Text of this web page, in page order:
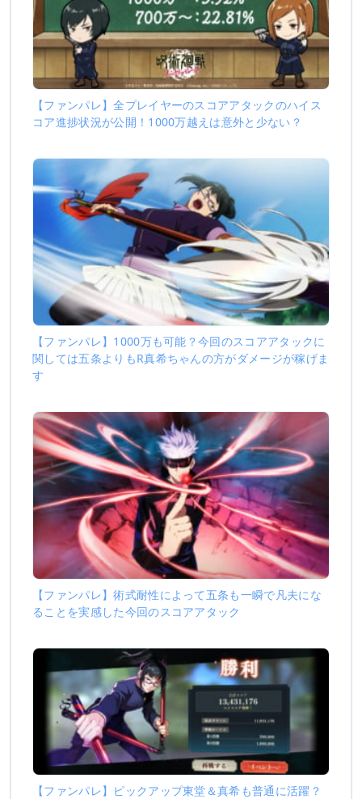
【ファンパレ】全プレイヤーのスコアアタックのハイス
コア進捗状況が公開！1000万越えは意外と少ない？
【ファンパレ】1000万も可能？今回のスコアアタックに
関しては五条よりもR真希ちゃんの方がダメージが稼げま
す
【ファンパレ】術式耐性によって五条も一瞬で凡夫にな
ることを実感した今回のスコアアタック
【ファンパレ】ピックアップ東堂＆真希も普通に活躍？